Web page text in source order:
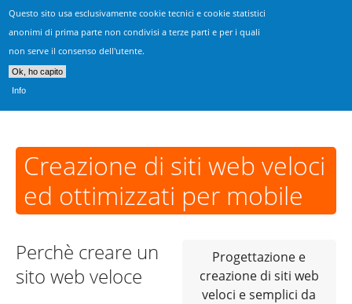
Questo sito usa esclusivamente cookie tecnici e cookie statistici
anonimi di prima parte non condivisi a terze parti e per i quali
non serve il consenso dell'utente.
Ok, ho capito
Info
Realizzazione Siti Vicenza
Consulenza, progettazione & sviluppo siti web
Creazione di siti web veloci
ed ottimizzati per mobile
Perchè creare un
sito web veloce
Progettazione e
creazione di siti web
veloci e semplici da